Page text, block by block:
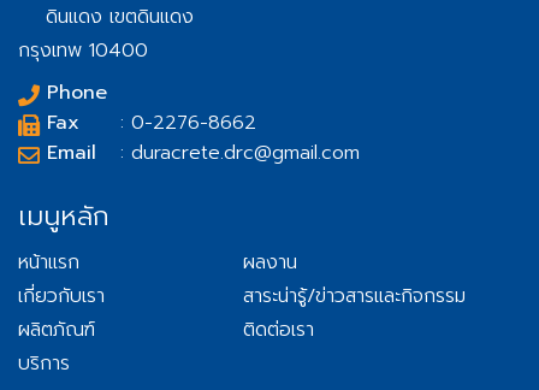
ดินแดง เขตดินแดง
กรุงเทพ 10400
Phone
Fax
: 0-2276-8662
Email
: duracrete.drc@gmail.com
เมนูหลัก
หน้าแรก
เกี่ยวกับเรา
ผลิตภัณฑ์
บริการ
ผลงาน
สาระน่ารู้/ข่าวสารและกิจกรรม
ติดต่อเรา